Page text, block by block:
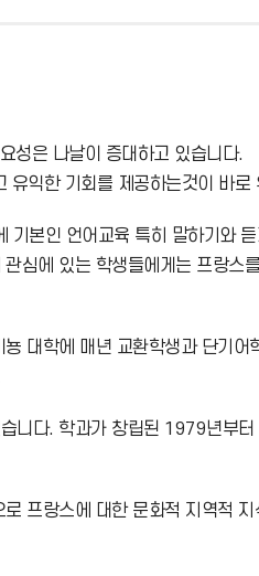
성은 나날이 증대하고 있습니다.
익한 기회를 제공하는것이 바로
본인 언어교육 특히 말하기와
심에 있는 학생들에게는 프랑스
대학에 매년 교환학생과 단기
니다. 학과가 창립된 1979년부
프랑스에 대한 문화적 지역적